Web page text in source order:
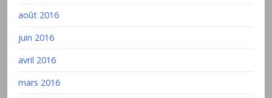
août 2016
juin 2016
avril 2016
mars 2016